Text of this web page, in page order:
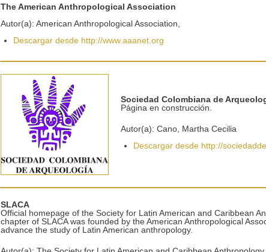
The American Anthropological Association
Autor(a): American Anthropological Association,
Descargar desde http://www.aaanet.org
Sociedad Colombiana de
Página en construcción.
Autor(a): Cano, Martha Cecilia
Descargar desde http://
SLACA
Official homepage of the Society for Latin American and Caribbean
chapter of SLACA was founded by the American Anthropological
advance the study of Latin American anthropology.